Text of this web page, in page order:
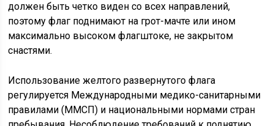
должен быть четко виден со всех направлений,
поэтому флаг поднимают на грот-мачте или ином
максимально высоком флагштоке, не закрытом
снастями.
Использование желтого развернутого флага
регулируется Международными медико-санитарными
правилами (ММСП) и национальными нормами стран